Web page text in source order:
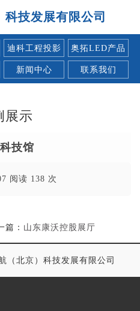
技发展有限公司
迪科工程投影 奥拓LED产品
新闻中心 联系我们
展示
技馆
阅读 138 次
篇： 山东康沃控股展厅
北京）科技发展有限公司